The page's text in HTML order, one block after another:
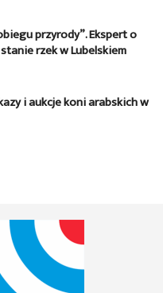
przyrody”. Ekspert o
rzek w Lubelskiem
i aukcje koni arabskich w